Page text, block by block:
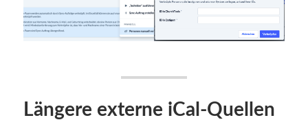
Längere externe iCal-Quellen